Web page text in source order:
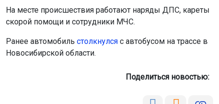
На месте происшествия работают наряды ДПС, кареты
скорой помощи и сотрудники МЧС.
Ранее автомобиль столкнулся с автобусом на трассе в
Новосибирской области.
Поделиться новостью: